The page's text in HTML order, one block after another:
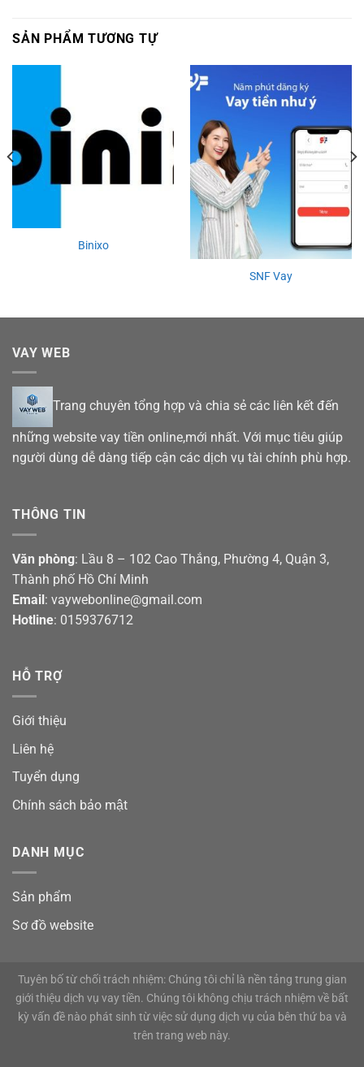
SẢN PHẨM TƯƠNG TỰ
Binixo
SNF Vay
VAY WEB
Trang chuyên tổng hợp và chia sẻ các liên kết đến
những website vay tiền online,mới nhất. Với mục tiêu giúp
người dùng dễ dàng tiếp cận các dịch vụ tài chính phù hợp.
THÔNG TIN
Văn phòng: Lầu 8 – 102 Cao Thắng, Phường 4, Quận 3,
Thành phố Hồ Chí Minh
Email: vaywebonline@gmail.com
Hotline: 0159376712
HỖ TRỢ
Giới thiệu
Liên hệ
Tuyển dụng
Chính sách bảo mật
DANH MỤC
Sản phẩm
Sơ đồ website
Tuyên bố từ chối trách nhiệm: Chúng tôi chỉ là nền tảng trung gian
giới thiệu dịch vụ vay tiền. Chúng tôi không chịu trách nhiệm về bất
kỳ vấn đề nào phát sinh từ việc sử dụng dịch vụ của bên thứ ba và
trên trang web này.